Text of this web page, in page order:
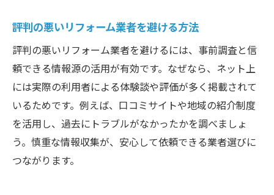
評判の悪いリフォーム業者を避ける方法
評判の悪いリフォーム業者を避けるには、事前調査と信
頼できる情報源の活用が有効です。なぜなら、ネット上
には実際の利用者による体験談や評価が多く掲載されて
いるためです。例えば、口コミサイトや地域の紹介制度
を活用し、過去にトラブルがなかったかを調べましょ
う。慎重な情報収集が、安心して依頼できる業者選びに
つながります。